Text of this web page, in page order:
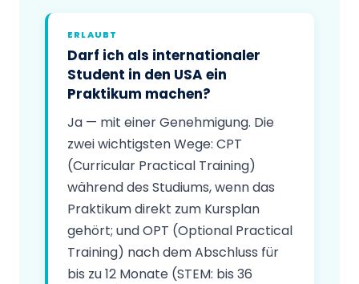
ERLAUBT
Darf ich als internationaler
Student in den USA ein
Praktikum machen?
Ja — mit einer Genehmigung. Die
zwei wichtigsten Wege: CPT
(Curricular Practical Training)
während des Studiums, wenn das
Praktikum direkt zum Kursplan
gehört; und OPT (Optional Practical
Training) nach dem Abschluss für
bis zu 12 Monate (STEM: bis 36